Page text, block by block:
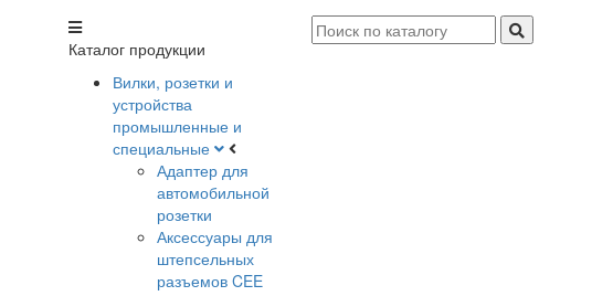
Каталог продукции
Вилки, розетки и
устройства
промышленные и
специальные
Адаптер для
автомобильной
розетки
Аксессуары для
штепсельных
разъемов CEE